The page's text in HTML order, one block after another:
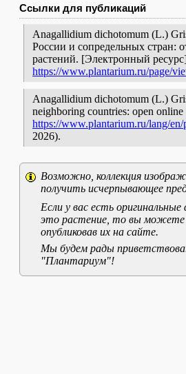
Ссылки для публикаций
Anagallidium dichotomum (L.)
России и сопредельных стран:
растений. [Электронный
https://www.plantarium.ru/page/
Anagallidium dichotomum (L.)
neighboring countries: open
https://www.plantarium.ru/lang/
2026).
Возможно, коллекция
получить исчерпывающее
Если у вас есть
это растение, то вы можете
опубликовав их на сайте.
Мы будем рады
"Плантариум"!